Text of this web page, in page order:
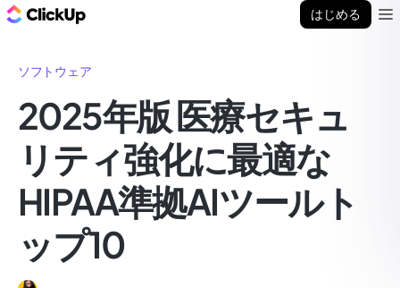
はじめる
ソフトウェア
2025年版 医療セキュ
リティ強化に最適な
HIPAA準拠AIツールト
ップ10